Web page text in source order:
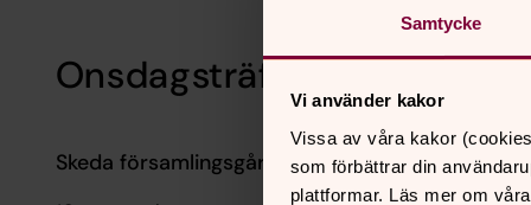
Samtycke
Vi använder kakor
Vissa av våra kakor
som förbättrar din
plattformar. Läs mer om
Onsdagsträff i Skeda
Skeda församlingsgård 14.00